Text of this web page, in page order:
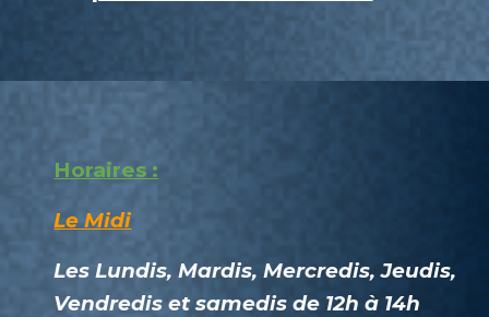
Horaires :
Le Midi
Les Lundis, Mardis, Mercredis, Jeudis,
Vendredis et samedis de 12h à 14h